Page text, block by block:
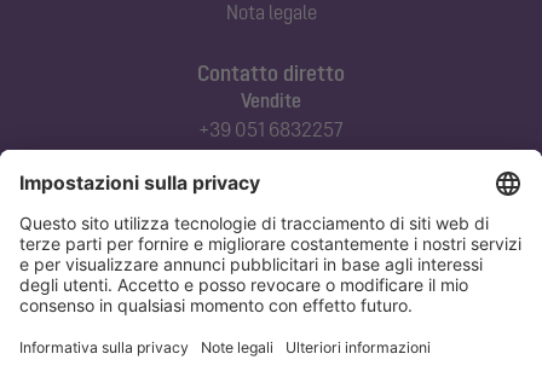
Contatto diretto
Vendite
+39 051 6832257
+39 342-8970379
assistenza@kessel-italia.it
Nota legale